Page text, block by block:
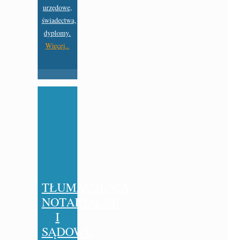
urzędowe,
świadectwa,
dyplomy.
Więcej..
TŁUMACZENIA
NOTARIALNE
I
SĄDOWE